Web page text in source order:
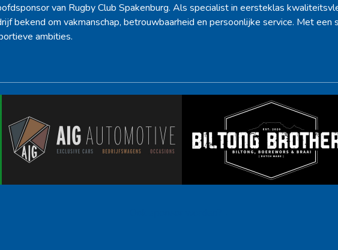
van Rugby Club Spakenburg. Als specialist in eersteklas
bekend om vakmanschap, betrouwbaarheid en persoonlijke service. Met
ambities.